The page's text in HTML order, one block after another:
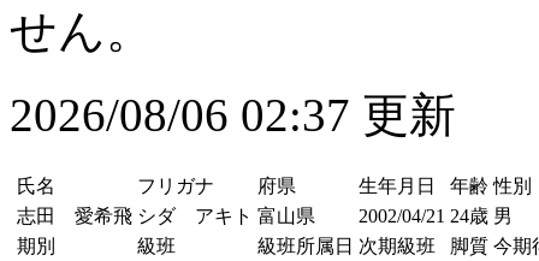
せん。
2026/08/06 02:37 更新
氏名 フリガナ 府県 生年月日 年齢 性別
志田 愛希飛 シダ アキト 富山県 2002/04/21 24歳 男
期別
級班 級班所属日 次期級班 脚質 今期